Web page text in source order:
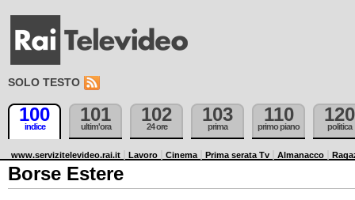
SOLO TESTO
100
indice
101
ultim'ora
102
24 ore
103
prima
110
primo piano
120
politica
www.servizitelevideo.rai.it Lavoro Cinema Prima serata Tv Almanacco
Borse Estere